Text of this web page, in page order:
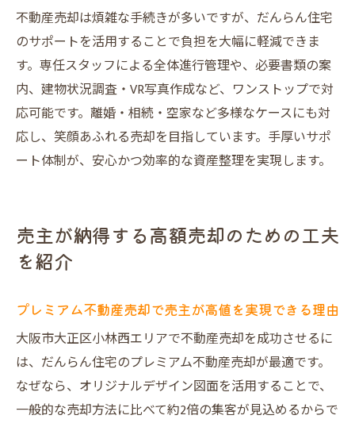
不動産売却は煩雑な手続きが多いですが、だんらん住宅
のサポートを活用することで負担を大幅に軽減できま
す。専任スタッフによる全体進行管理や、必要書類の案
内、建物状況調査・VR写真作成など、ワンストップで対
応可能です。離婚・相続・空家など多様なケースにも対
応し、笑顔あふれる売却を目指しています。手厚いサポ
ート体制が、安心かつ効率的な資産整理を実現します。
売主が納得する高額売却のための工夫
を紹介
プレミアム不動産売却で売主が高値を実現できる理由
大阪市大正区小林西エリアで不動産売却を成功させるに
は、だんらん住宅のプレミアム不動産売却が最適です。
なぜなら、オリジナルデザイン図面を活用することで、
一般的な売却方法に比べて約2倍の集客が見込めるからで